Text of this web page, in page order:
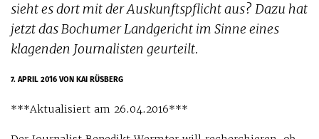
sieht es dort mit der Auskunftspflicht aus? Dazu hat
jetzt das Bochumer Landgericht im Sinne eines
klagenden Journalisten geurteilt.
7. APRIL 2016VON KAI RÜSBERG
***Aktualisiert am 26.04.2016***